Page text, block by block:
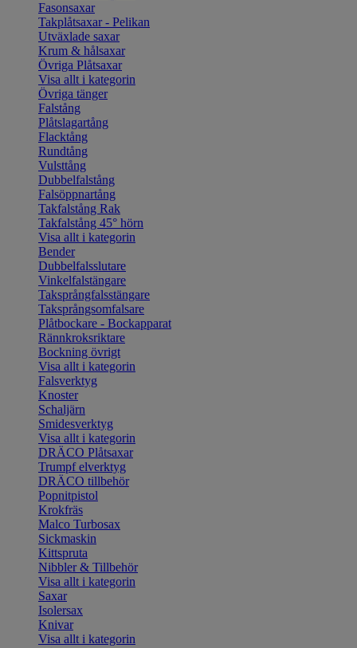
Fasonsaxar
Takplåtsaxar - Pelikan
Utväxlade saxar
Krum & hålsaxar
Övriga Plåtsaxar
Visa allt i kategorin
Övriga tänger
Falstång
Plåtslagartång
Flacktång
Rundtång
Vulsttång
Dubbelfalstång
Falsöppnartång
Takfalstång Rak
Takfalstång 45° hörn
Visa allt i kategorin
Bender
Dubbelfalsslutare
Vinkelfalstängare
Taksprångfalsstängare
Taksprångsomfalsare
Plåtbockare - Bockapparat
Rännkroksriktare
Bockning övrigt
Visa allt i kategorin
Falsverktyg
Knoster
Schaljärn
Smidesverktyg
Visa allt i kategorin
DRÄCO Plåtsaxar
Trumpf elverktyg
DRÄCO tillbehör
Popnitpistol
Krokfräs
Malco Turbosax
Sickmaskin
Kittspruta
Nibbler & Tillbehör
Visa allt i kategorin
Saxar
Isolersax
Knivar
Visa allt i kategorin